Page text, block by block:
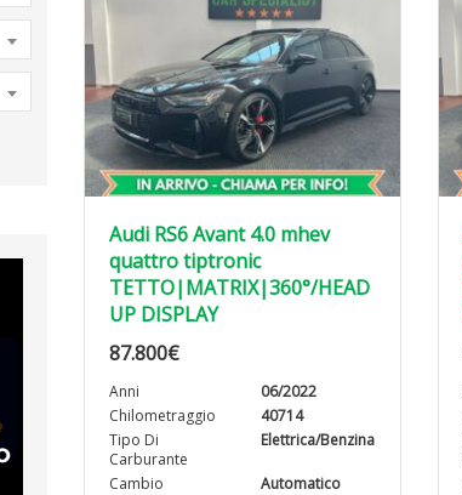
Audi RS6 Avant 4.0 mhev
quattro tiptronic
TETTO|MATRIX|360°/HEAD
UP DISPLAY
87.800€
Anni
06/2022
Chilometraggio
40714
Tipo Di
Carburante
Elettrica/Benzina
Cambio
Automatico